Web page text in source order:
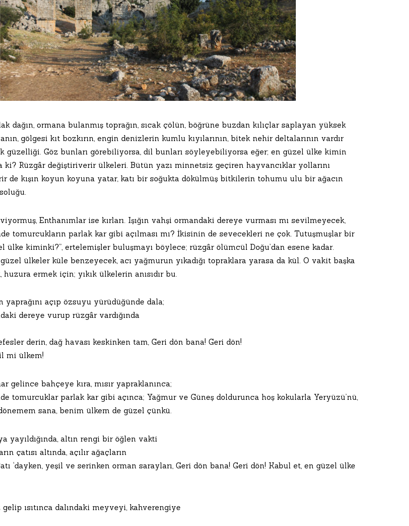
dağın, ormana bulanmış toprağın, sıcak çölün, böğrüne buzdan kılıçlar saplayan yüksek
gölgesi kıt bozkırın, engin denizlerin kumlu kıyılarının, bitek nehir deltalarının vardır
güzelliği. Göz bunları görebiliyorsa, dil bunları söyleyebiliyorsa eğer; en güzel ülke kimin
ki? Rüzgâr değiştiriverir ülkeleri. Bütün yazı minnetsiz geçiren hayvancıklar yollarını
de kışın koyun koyuna yatar, katı bir soğukta dökülmüş bitkilerin tohumu ulu bir ağacın
Enthanımlar ise kırları. Işığın vahşi ormandaki dereye vurması mı sevilmeyecek,
tomurcukların parlak kar gibi açılması mı? İkisinin de sevecekleri ne çok. Tutuşmuşlar bir
ülke kiminki?”, ertelemişler buluşmayı böylece; rüzgâr ölümcül Doğu’dan esene kadar.
ülkeler küle benzeyecek, acı yağmurun yıkadığı topraklara yarasa da kül. O vakit başka
ermek için; yıkık ülkelerin anısıdır bu.
yaprağını açıp özsuyu yürüdüğünde dala;
dereye vurup rüzgâr vardığında
derin, dağ havası keskinken tam, Geri dön bana! Geri dön!
mi ülkem!
gelince bahçeye kıra, mısır yapraklanınca;
tomurcuklar parlak kar gibi açınca; Yağmur ve Güneş doldurunca hoş kokularla Yeryüzü’nü,
sana, benim ülkem de güzel çünkü.
yayıldığında, altın rengi bir öğlen vakti
çatısı altında, açılır ağaçların
‘dayken, yeşil ve serinken orman sarayları, Geri dön bana! Geri dön! Kabul et, en güzel ülke
gelip ısıtınca dalındaki meyveyi, kahverengiye